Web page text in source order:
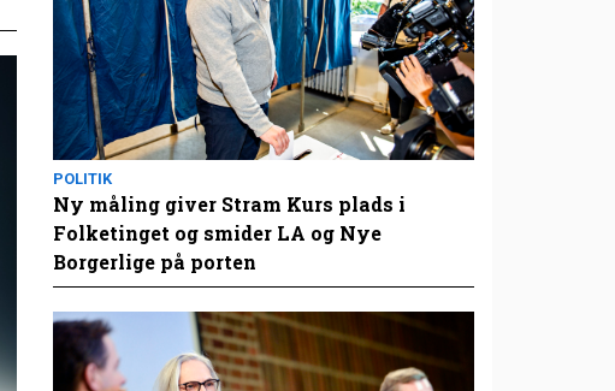
POLITIK
Ny måling giver Stram Kurs plads i
Folketinget og smider LA og Nye
Borgerlige på porten